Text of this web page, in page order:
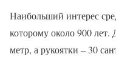
Наибольший интерес
которому около 900 лет.
метр, а рукоятки – 30